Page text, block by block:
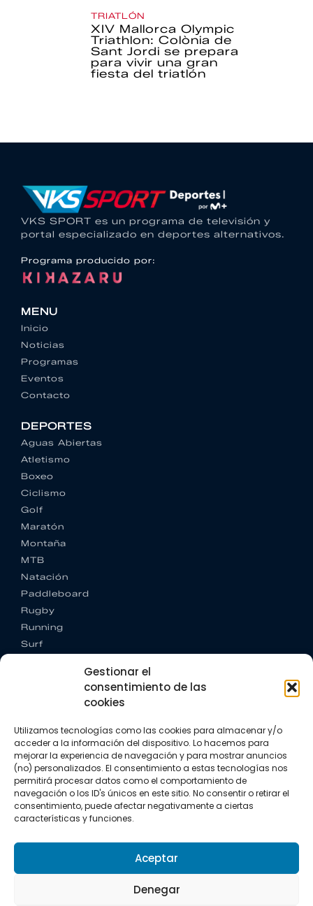
Gestionar el
consentimiento de las
cookies
Utilizamos tecnologías como las cookies para almacenar y/o
acceder a la información del dispositivo. Lo hacemos para
mejorar la experiencia de navegación y para mostrar anuncios
(no) personalizados. El consentimiento a estas tecnologías nos
permitirá procesar datos como el comportamiento de
navegación o los ID's únicos en este sitio. No consentir o retirar el
consentimiento, puede afectar negativamente a ciertas
características y funciones.
Aceptar
Denegar
TRIATLÓN
XIV Mallorca Olympic
Triathlon: Colònia de
Sant Jordi se prepara
para vivir una gran
fiesta del triatlón
VKS SPORT es un programa de televisión y
portal especializado en deportes alternativos.
Programa producido por:
MENU
Inicio
Noticias
Programas
Eventos
Contacto
DEPORTES
Aguas Abiertas
Atletismo
Boxeo
Ciclismo
Golf
Maratón
Montaña
MTB
Natación
Paddleboard
Rugby
Running
Surf
CONTACTO
+34 662 342 177
info@vkssport.com
SÍGUENOS
Política de privacidad
Política de cookies